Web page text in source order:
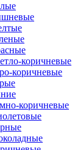
коричневые
коричневые
коричневые